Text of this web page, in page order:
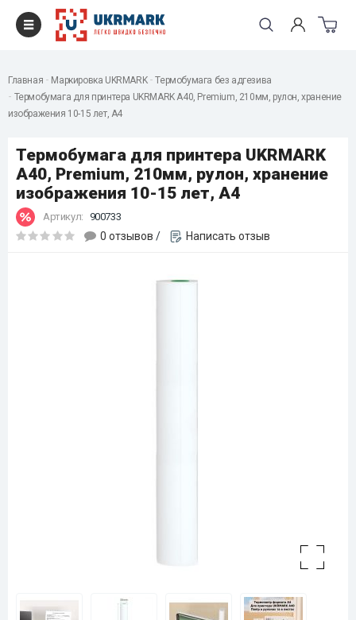
Главная Маркировка UKRMARK
Термобумага без адгезива
Термобумага для принтера UKRMARK A40, Premium, 210мм, рулон, хранение
изображения 10-15 лет, A4
Термобумага для принтера UKRMARK
A40, Premium, 210мм, рулон, хранение
изображения 10-15 лет, A4
Артикул: 900733
0 отзывов / Написать отзыв